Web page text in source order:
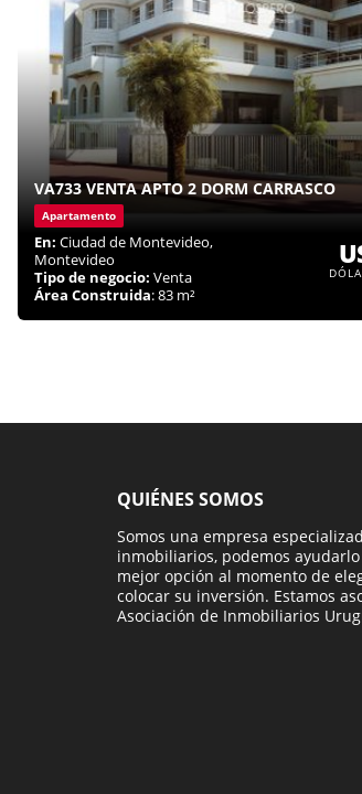
VA733 VENTA APTO 2 DORM CARRASCO
Apartamento
En: Ciudad de Montevideo,
Montevideo
Tipo de negocio: Venta
Área Construida: 83 m²
QUIÉNES SOMOS
Somos una empresa
inmobiliarios, podemos
mejor opción al momento de
colocar su inversión. Estamos
Asociación de Inmobiliarios